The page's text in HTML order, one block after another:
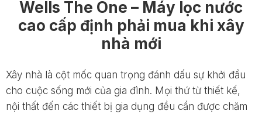
Wells The One – Máy lọc nước
cao cấp định phải mua khi xây
nhà mới
Xây nhà là cột mốc quan trọng đánh dấu sự khởi đầu
cho cuộc sống mới của gia đình. Mọi thứ từ thiết kế,
nội thất đến các thiết bị gia dụng đều cần được chăm